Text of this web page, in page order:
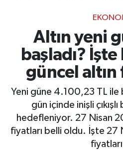
Altın yeni
başladı?
güncel
Yeni güne 4.100,23 TL ile
gün içinde inişli
hedefleniyor. 27 Nisan
fiyatları belli oldu. İşte 27
Süper Lig Puan Durumu
Tüm Manşetler
Son Dakika Haberleri
Haber Arşivi